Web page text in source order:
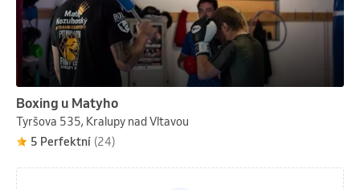
Boxing u Matyho
Tyršova 535, Kralupy nad Vltavou
5 Perfektní (24)